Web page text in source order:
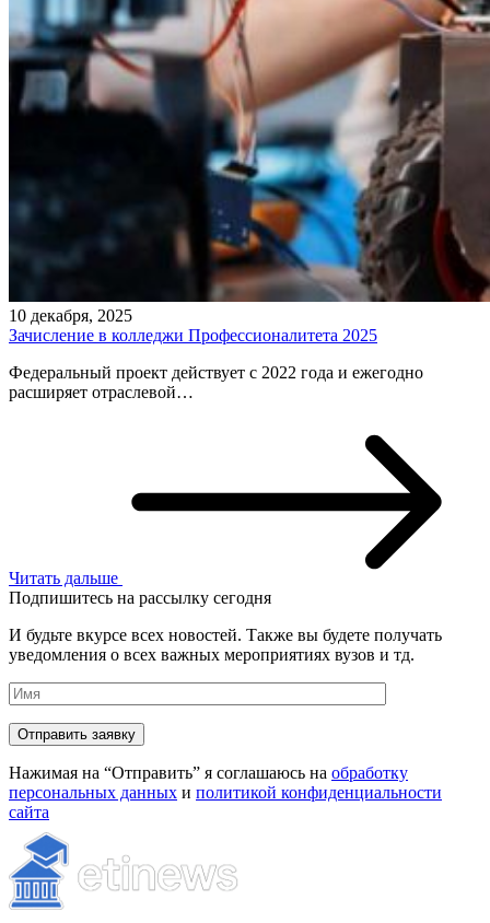
10 декабря, 2025
Зачисление в колледжи Профессионалитета 2025
Федеральный проект действует с 2022 года и ежегодно
расширяет отраслевой…
Читать дальше
Подпишитесь на рассылку сегодня
И будьте вкурсе всех новостей. Также вы будете получать
уведомления о всех важных мероприятиях вузов и тд.
Нажимая на “Отправить” я соглашаюсь на обработку
персональных данных и политикой конфиденциальности
сайта